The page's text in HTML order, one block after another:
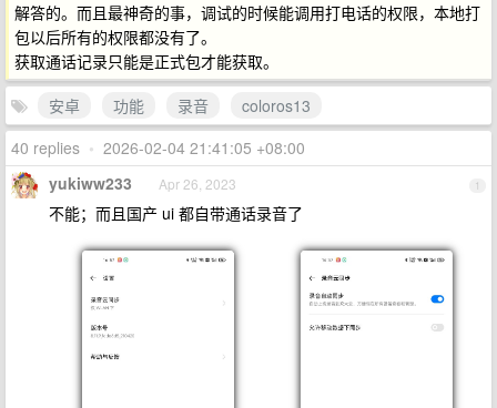
解答的。而且最神奇的事，调试的时候能调用打电话的权限，本地打
包以后所有的权限都没有了。
获取通话记录只能是正式包才能获取。
安卓
功能 录音
coloros13
40 replies • 2026-02-04 21:41:05 +08:00
1
yukiww233 Apr 26, 2023
不能；而且国产 ui 都自带通话录音了